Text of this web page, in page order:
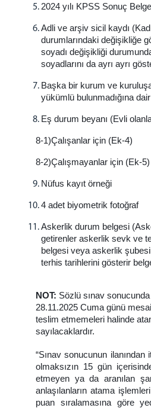
2024 yılı KPSS Sonuç
Adli ve arşiv sicil kaydı
durumlarındaki değişikliğe
soyadı değişikliği
soyadlarını da ayrı ayrı
Başka bir kurum ve
yükümlü bulunmadığına
Eş durum beyanı (Evli
8-1)Çalışanlar için (Ek-4)
8-2)Çalışmayanlar için (Ek-5)
Nüfus kayıtörneği
4 adet biyometrik fotoğraf
Askerlik durum belgesi
getirenler askerlik sevk ve
belgesi veya askerlik
terhis tarihlerini gösterir
NOT: Sözlü sınav sonucunda
28.11.2025 Cuma günü
teslim etmemeleri halinde
sayılacaklardır.
“Sınav sonucunun
olmaksızın 15 gün
etmeyen ya da aranılan
anlaşılanların atama
puan sıralamasına göre